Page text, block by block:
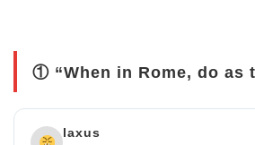
① “When in Rome, do as
laxus